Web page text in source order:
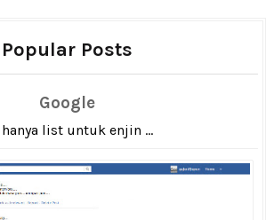
Popular Posts
Google
list untuk enjin ...